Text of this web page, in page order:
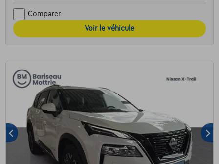
Comparer
Voir le véhicule